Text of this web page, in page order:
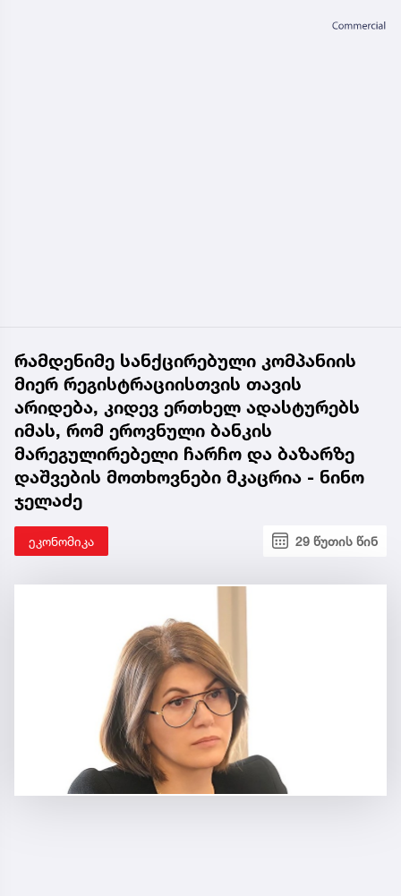
რამდენიმე სანქცირებული კომპანიის
მიერ რეგისტრაციისთვის თავის
არიდება, კიდევ ერთხელ ადასტურებს
იმას, რომ ეროვნული ბანკის
მარეგულირებელი ჩარჩო და ბაზარზე
დაშვების მოთხოვნები მკაცრია - ნინო
ჯელაძე
ეკონომიკა 29 წუთის წინ